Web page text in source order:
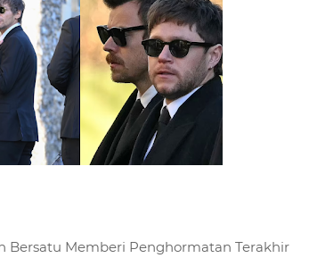
Bersatu Memberi Penghormatan Terakhir